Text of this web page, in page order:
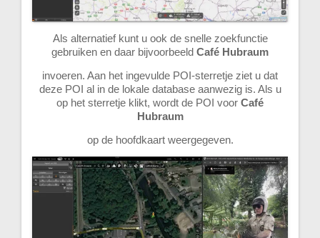
Als alternatief kunt u ook de snelle zoekfunctie
gebruiken en daar bijvoorbeeld Café Hubraum
invoeren. Aan het ingevulde POI-sterretje ziet u dat
deze POI al in de lokale database aanwezig is. Als u
op het sterretje klikt, wordt de POI voor Café
Hubraum
op de hoofdkaart weergegeven.